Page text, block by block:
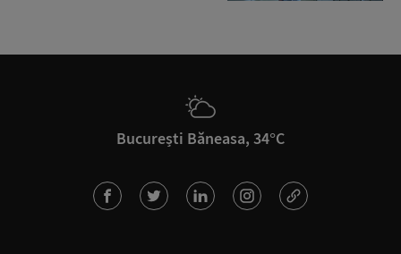
București Băneasa, 34°C